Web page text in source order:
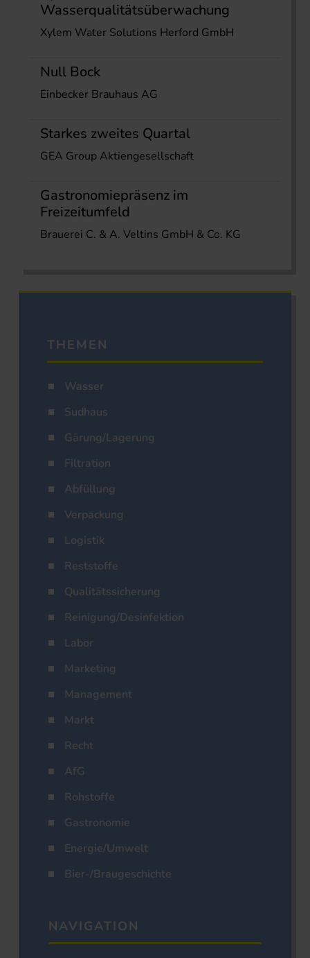
Wasserqualitätsüberwachung
Xylem Water Solutions Herford GmbH
Null Bock
Einbecker Brauhaus AG
Starkes zweites Quartal
GEA Group Aktiengesellschaft
Gastronomiepräsenz im
Freizeitumfeld
Brauerei C. & A. Veltins GmbH & Co. KG
THEMEN
Wasser
Sudhaus
Gärung/Lagerung
Filtration
Abfüllung
Verpackung
Logistik
Reststoffe
Qualitätssicherung
Reinigung/Desinfektion
Labor
Marketing
Management
Markt
Recht
AfG
Rohstoffe
Gastronomie
Energie/Umwelt
Bier-/Braugeschichte
NAVIGATION